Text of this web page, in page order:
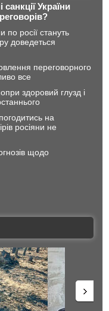
України
по росії стануть
доведеться
переговорного
все
здоровий глузд і
на
росіяни не
щодо